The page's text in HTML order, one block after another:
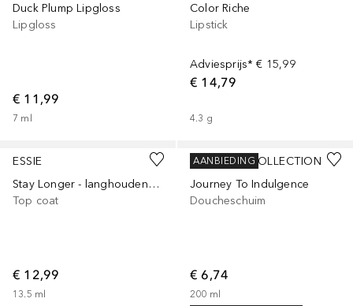
Duck Plump Lipgloss
Lipgloss
€ 11,99
7 ml
Color Riche
Lipstick
Adviesprijs* € 15,99
€ 14,79
4.3 g
ESSIE
Stay Longer - langhoudende topcoat
Top coat
€ 12,99
13.5 ml
DOUGLAS COLLECTION
Journey To Indulgence
Doucheschuim
€ 6,74
200 ml
AANBIEDING